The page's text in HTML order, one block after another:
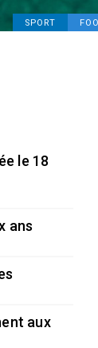
SPORT
le 18
ans
aux